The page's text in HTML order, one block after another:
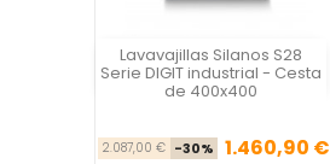
Lavavajillas Silanos S28
Serie DIGIT industrial - Cesta
de 400x400
Precio base
2.087,00 € -30% Precio
1.460,90 €

Vista rápida